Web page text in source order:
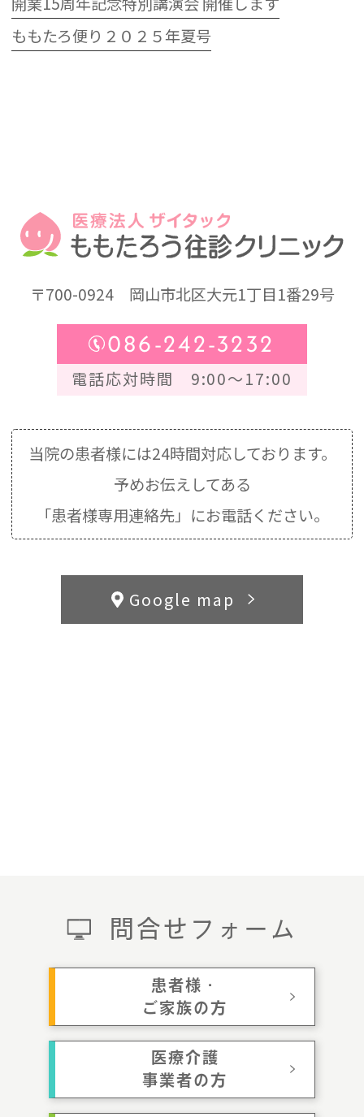
ももたろ便り２０２５年夏号
〒700-0924岡山市北区大元1丁目1番29号
086-242-3232
電話応対時間 9:00～17:00
当院の患者様には24時間対応しております。
予めお伝えしてある
「患者様専用連絡先」にお電話ください。
問合せフォーム
患者様・
ご家族の方
医療介護
事業者の方
Google map